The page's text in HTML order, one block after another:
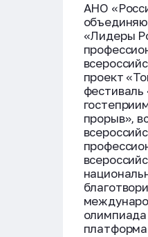
АНО
«Лидеры
проект
фестиваль
прорыв»,
олимпиада